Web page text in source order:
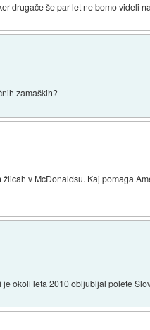
drugače še par let ne bomo videli
zamaških?
v McDonaldsu. Kaj pomaga
okoli leta 2010 obljubljal polete